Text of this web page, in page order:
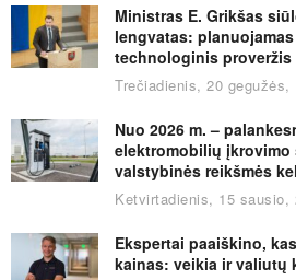
Ministras E. Grikšas
lengvatas:
technologinis proveržis
Trečiadienis, 20 gegužės,
Nuo 2026 m. –
elektromobilių
valstybinės reikšmės
Ketvirtadienis, 15 sausio,
Ekspertai paaiškino,
kainas: veikia ir valiutų